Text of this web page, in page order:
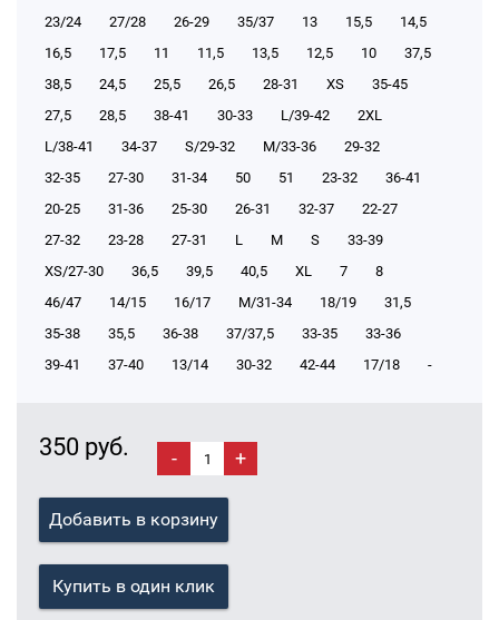
23/24
27/28 26-29 35/37 13 15,5
14,5
16,5
17,5 11 11,5 13,5 12,5 10
37,5
38,5
24,5 25,5 26,5 28-31 XS
35-45
27,5
28,5 38-41 30-33 L/39-42
2XL
L/38-41
34-37 S/29-32 М/33-36
29-32
32-35
27-30 31-34 50 51 23-32
36-41
20-25
31-36 25-30 26-31 32-37
22-27
27-32
23-28 27-31 L M S
33-39
XS/27-30
36,5 39,5 40,5 XL 7
8
46/47
14/15 16/17 М/31-34 18/19
31,5
35-38
35,5 36-38 37/37,5 33-35
33-36
39-41
37-40 13/14 30-32 42-44 17/18 -
350 руб. - +
Добавить в корзину
Купить в один клик